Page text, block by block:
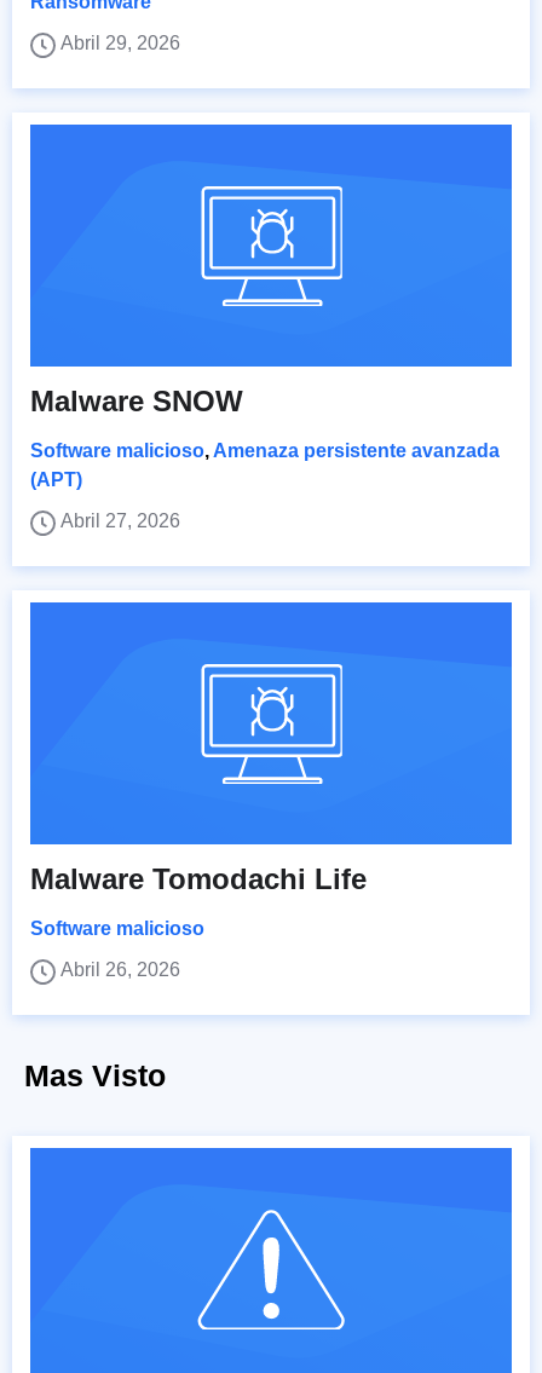
Abril 29, 2026
Malware SNOW
Software malicioso, Amenaza persistente avanzada
(APT)
Abril 27, 2026
Malware Tomodachi Life
Software malicioso
Abril 26, 2026
Mas Visto